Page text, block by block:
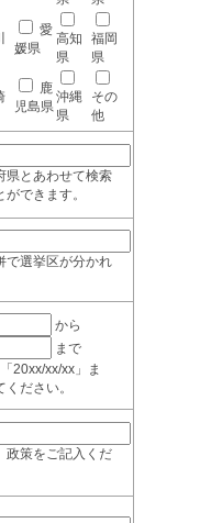
愛
媛県
高知
県
福岡
県
鹿
児島県
沖縄
県
その
他
とあわせて検索
できます。
選挙区が分かれ
から
まで
xx/xx」ま
ださい。
策をご記入くだ